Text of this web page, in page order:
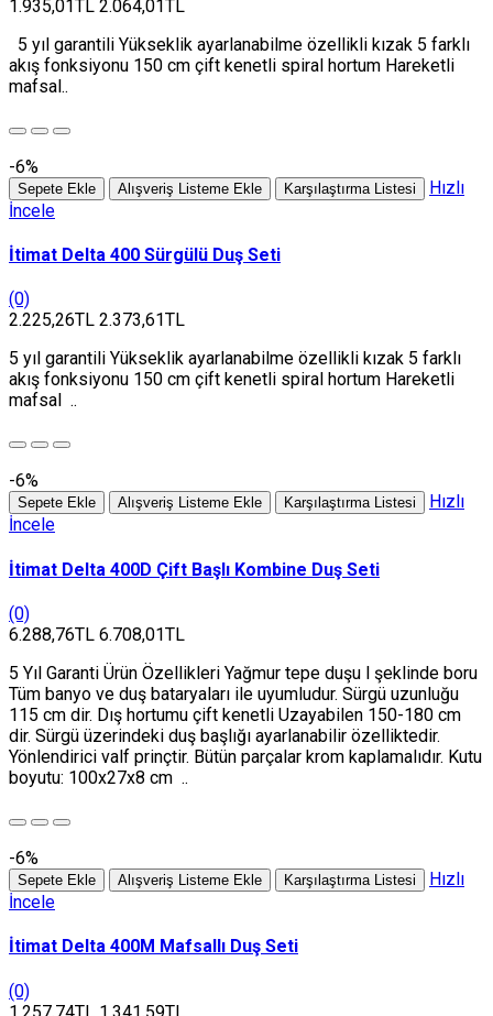
1.935,01TL 2.064,01TL
5 yıl garantili Yükseklik ayarlanabilme özellikli kızak 5 farklı
akış fonksiyonu 150 cm çift kenetli spiral hortum Hareketli
mafsal..
-6%
Sepete Ekle Alışveriş Listeme Ekle Karşılaştırma Listesi
Hızlı
İncele
İtimat Delta 400 Sürgülü Duş Seti
(0)
2.225,26TL 2.373,61TL
5 yıl garantili Yükseklik ayarlanabilme özellikli kızak 5 farklı
akış fonksiyonu 150 cm çift kenetli spiral hortum Hareketli
mafsal ..
-6%
Sepete Ekle Alışveriş Listeme Ekle Karşılaştırma Listesi
Hızlı
İncele
İtimat Delta 400D Çift Başlı Kombine Duş Seti
(0)
6.288,76TL 6.708,01TL
5 Yıl Garanti Ürün Özellikleri Yağmur tepe duşu l şeklinde boru
Tüm banyo ve duş bataryaları ile uyumludur. Sürgü uzunluğu
115 cm dir. Dış hortumu çift kenetli Uzayabilen 150-180 cm
dir. Sürgü üzerindeki duş başlığı ayarlanabilir özelliktedir.
Yönlendirici valf prinçtir. Bütün parçalar krom kaplamalıdır. Kutu
boyutu: 100x27x8 cm ..
-6%
Sepete Ekle Alışveriş Listeme Ekle Karşılaştırma Listesi
Hızlı
İncele
İtimat Delta 400M Mafsallı Duş Seti
(0)
1.257,74TL 1.341,59TL